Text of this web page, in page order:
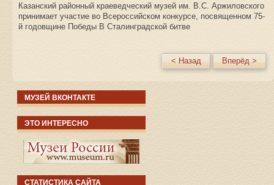
Казанский районный краеведческий музей им. В.С. Аржиловского
принимает участие во Всероссийском конкурсе, посвященном 75-
й годовщине Победы В Сталинградской битве
< Назад Вперёд >
МУЗЕЙ ВКОНТАКТЕ
ЭТО ИНТЕРЕСНО
СТАТИСТИКА САЙТА